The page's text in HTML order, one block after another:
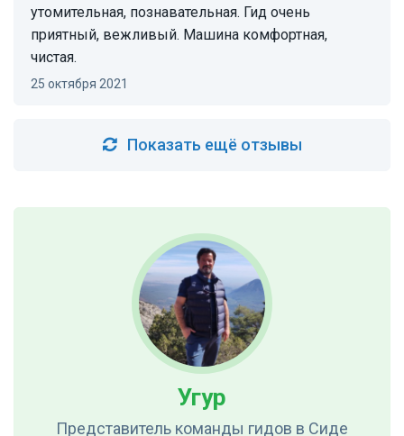
утомительная, познавательная. Гид очень
приятный, вежливый. Машина комфортная,
чистая.
25 октября 2021
Показать ещё отзывы
Угур
Представитель команды гидов в Сиде